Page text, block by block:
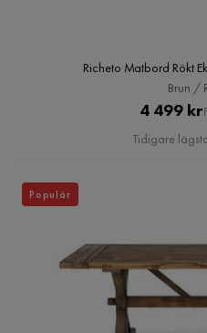
Richeto Matbord Rökt
Brun /
4 499 kr
Tidigare
Populär